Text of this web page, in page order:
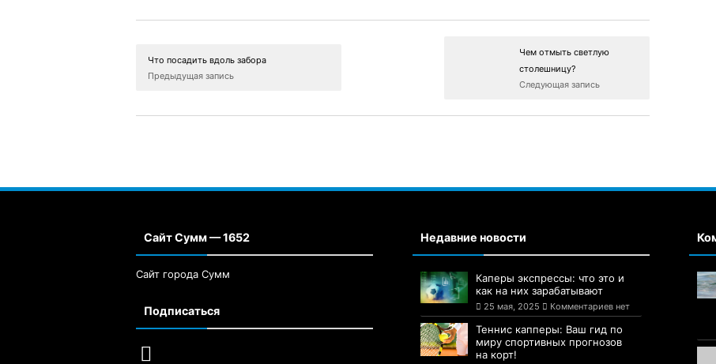
Что посадить вдоль забора
Предыдущая запись
Чем отмыть светлую
столешницу?
Следующая запись
Сайт Сумм — 1652
Сайт города Сумм
Подписаться
Недавние новости
Каперы экспрессы: что это и
как на них зарабатывают
25 мая, 2025 Комментариев нет
Теннис капперы: Ваш гид по
миру спортивных прогнозов
на корт!